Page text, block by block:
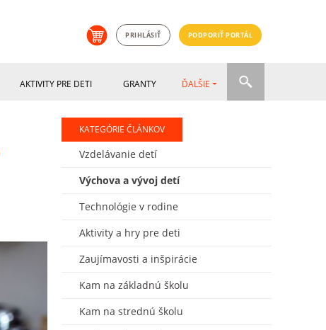
PRIHLÁSIŤ PODPORIŤ PORTÁL
AKTIVITY PRE DETI GRANTY ĎALŠIE
KATEGÓRIE ČLÁNKOV
Vzdelávanie detí
Výchova a vývoj detí
Technológie v rodine
Aktivity a hry pre deti
Zaujímavosti a inšpirácie
Kam na základnú školu
Kam na strednú školu